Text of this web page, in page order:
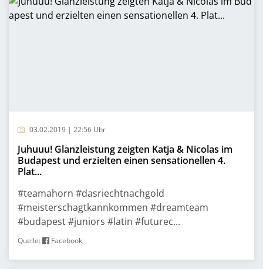
03.02.2019 | 22:56 Uhr
Juhuuu! Glanzleistung zeigten Katja & Nicolas im
Budapest und erzielten einen sensationellen 4.
Plat...
#teamahorn #dasriechtnachgold
#meisterschagtkannkommen #dreamteam
#budapest #juniors #latin #futurec...
Quelle: Facebook